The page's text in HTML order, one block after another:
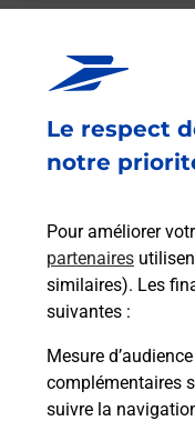
Le respect
notre
Pour améliorer
partenaires
similaires). Les
suivantes :
Mesure d’audience
complémentaires
suivre la
Relais
Fermé-
2 ROUTE DE
En savoir plus
Malin !
La Poste
en ligne